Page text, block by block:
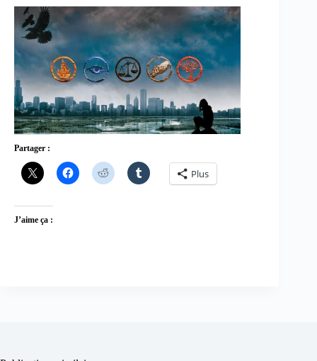
Partager :
Plus
J’aime ça :